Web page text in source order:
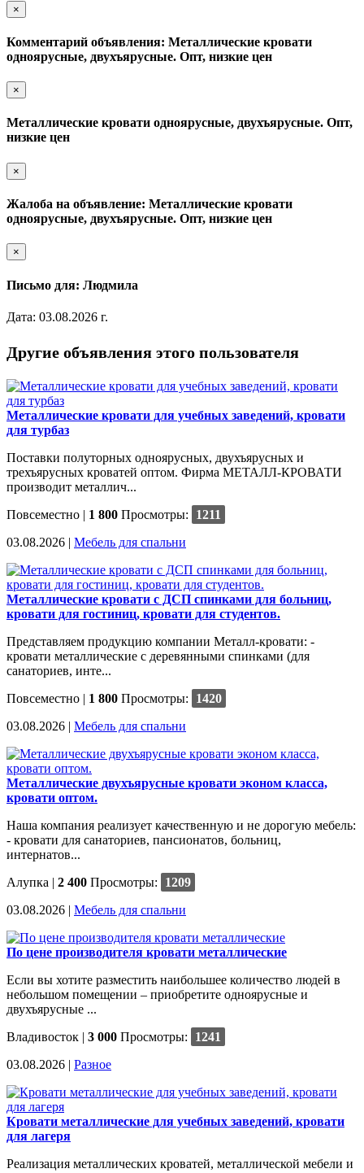
×
Комментарий объявления: Металлические кровати
одноярусные, двухъярусные. Опт, низкие цен
×
Металлические кровати одноярусные, двухъярусные. Опт,
низкие цен
×
Жалоба на объявление: Металлические кровати
одноярусные, двухъярусные. Опт, низкие цен
×
Письмо для: Людмила
Дата: 03.08.2026 г.
Другие объявления этого пользователя
Металлические кровати для учебных заведений, кровати
для турбаз
Поставки полуторных одноярусных, двухъярусных и
трехъярусных кроватей оптом. Фирма МЕТАЛЛ-КРОВАТИ
производит металлич...
Повсеместно | 1 800 Просмотры:
1211
03.08.2026 | Мебель для спальни
Металлические кровати с ДСП спинками для больниц,
кровати для гостиниц, кровати для студентов.
Представляем продукцию компании Металл-кровати: -
кровати металлические с деревянными спинками (для
санаториев, инте...
Повсеместно | 1 800 Просмотры:
1420
03.08.2026 | Мебель для спальни
Металлические двухъярусные кровати эконом класса,
кровати оптом.
Наша компания реализует качественную и не дорогую мебель:
- кровати для санаториев, пансионатов, больниц,
интернатов...
Алупка | 2 400 Просмотры:
1209
03.08.2026 | Мебель для спальни
По цене производителя кровати металлические
Если вы хотите разместить наибольшее количество людей в
небольшом помещении – приобретите одноярусные и
двухъярусные ...
Владивосток | 3 000 Просмотры:
1241
03.08.2026 | Разное
Кровати металлические для учебных заведений, кровати
для лагеря
Реализация металлических кроватей, металлической мебели и